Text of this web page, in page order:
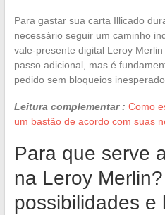
Para gastar sua carta Illicado
necessário seguir um caminho
vale-presente digital Leroy
passo adicional, mas é
pedido sem bloqueios
Leitura complementar : Como
um bastão de acordo com suas
Para que serve
na Leroy
possibilidades e